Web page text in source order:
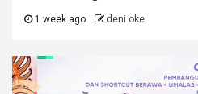
1 week ago deni oke